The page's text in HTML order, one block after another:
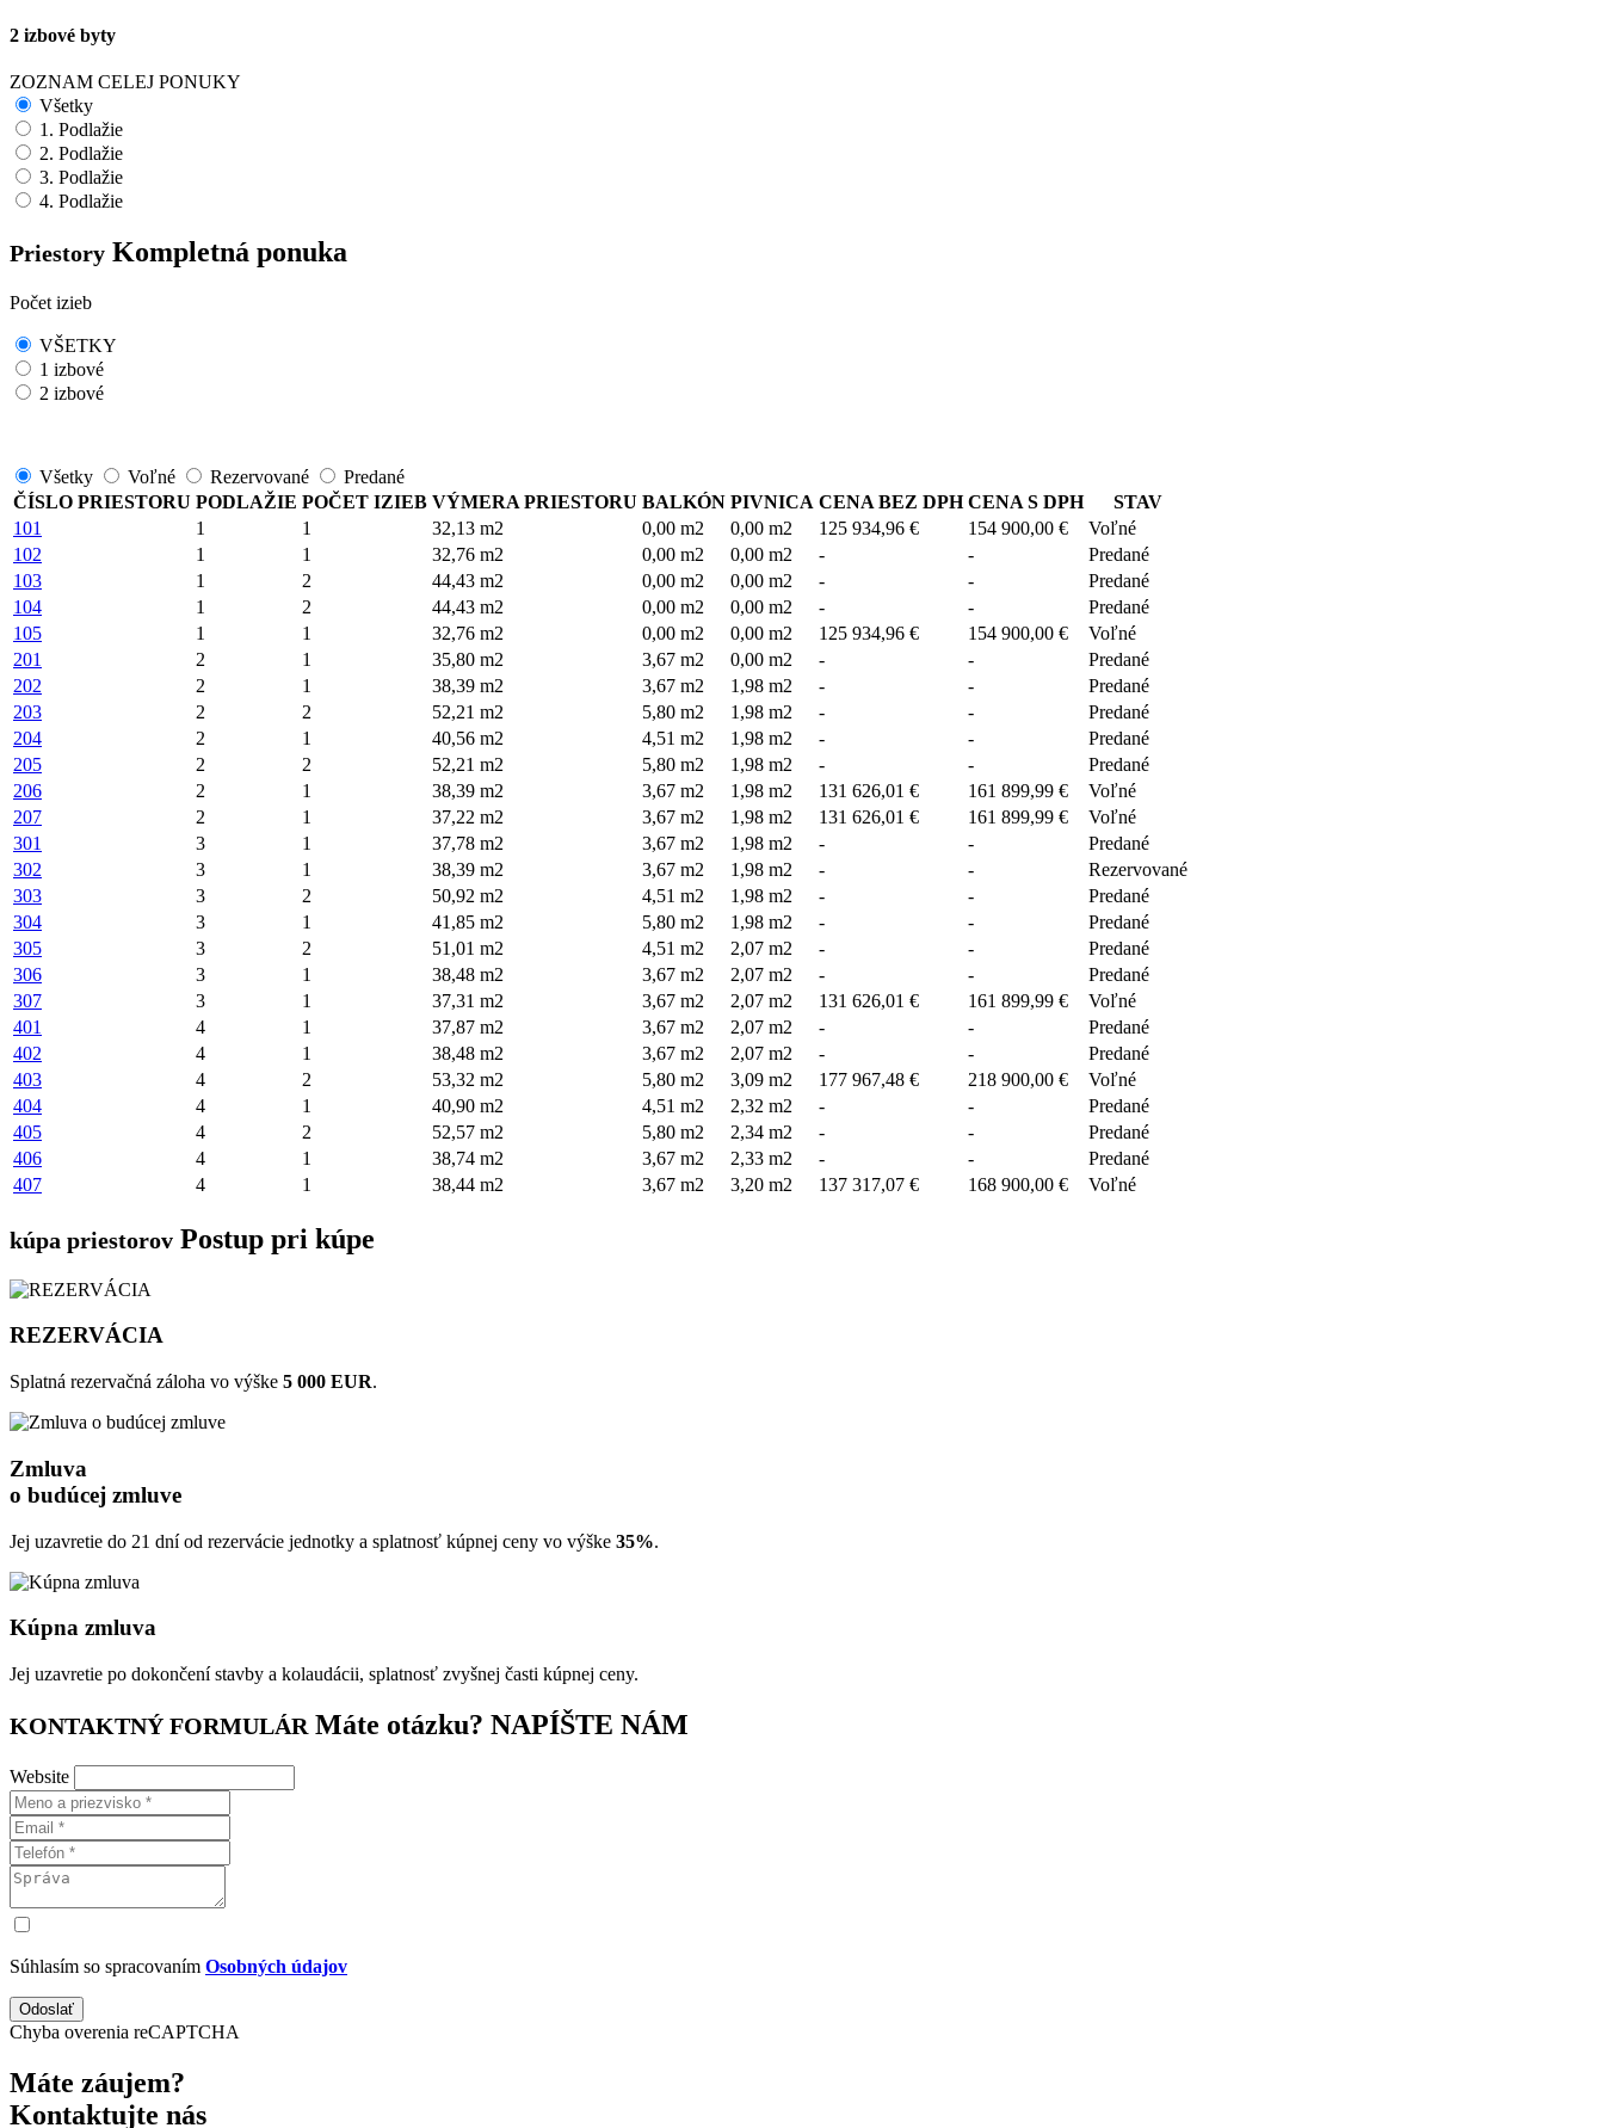
2 izbové byty
ZOZNAM CELEJ PONUKY
Všetky
1. Podlažie
2. Podlažie
3. Podlažie
4. Podlažie
Priestory Kompletná ponuka
Počet izieb
VŠETKY
1 izbové
2 izbové
Všetky Voľné Rezervované
Predané
ČÍSLO PRIESTORU PODLAŽIE POČET IZIEB VÝMERA PRIESTORU BALKÓN PIVNICA CENA BEZ DPH CENA S DPH
STAV
101
1 1 32,13 m2 0,00 m2 0,00 m2 125 934,96 € 154 900,00 €
Voľné
102
1 1 32,76 m2 0,00 m2 0,00 m2 - -
Predané
103
1 2 44,43 m2 0,00 m2 0,00 m2 - -
Predané
104
1 2 44,43 m2 0,00 m2 0,00 m2 - -
Predané
105
1 1 32,76 m2 0,00 m2 0,00 m2 125 934,96 € 154 900,00 €
Voľné
201
2 1 35,80 m2 3,67 m2 0,00 m2 - -
Predané
202
2 1 38,39 m2 3,67 m2 1,98 m2 - -
Predané
203
2 2 52,21 m2 5,80 m2 1,98 m2 - -
Predané
204
2 1 40,56 m2 4,51 m2 1,98 m2 - -
Predané
205
2 2 52,21 m2 5,80 m2 1,98 m2 - -
Predané
206
2 1 38,39 m2 3,67 m2 1,98 m2 131 626,01 € 161 899,99 €
Voľné
207
2 1 37,22 m2 3,67 m2 1,98 m2 131 626,01 € 161 899,99 €
Voľné
301
3 1 37,78 m2 3,67 m2 1,98 m2 - -
Predané
302
3 1 38,39 m2 3,67 m2 1,98 m2 - -
Rezervované
303
3 2 50,92 m2 4,51 m2 1,98 m2 - -
Predané
304
3 1 41,85 m2 5,80 m2 1,98 m2 - -
Predané
305
3 2 51,01 m2 4,51 m2 2,07 m2 - -
Predané
306
3 1 38,48 m2 3,67 m2 2,07 m2 - -
Predané
307
3 1 37,31 m2 3,67 m2 2,07 m2 131 626,01 € 161 899,99 €
Voľné
401
4 1 37,87 m2 3,67 m2 2,07 m2 - -
Predané
402
4 1 38,48 m2 3,67 m2 2,07 m2 - -
Predané
403
4 2 53,32 m2 5,80 m2 3,09 m2 177 967,48 € 218 900,00 €
Voľné
404
4 1 40,90 m2 4,51 m2 2,32 m2 - -
Predané
405
4 2 52,57 m2 5,80 m2 2,34 m2 - -
Predané
406
4 1 38,74 m2 3,67 m2 2,33 m2 - -
Predané
407
4 1 38,44 m2 3,67 m2 3,20 m2 137 317,07 € 168 900,00 € Voľné
kúpa priestorov Postup pri kúpe
REZERVÁCIA
Splatná rezervačná záloha vo výške 5 000 EUR.
Zmluva
o budúcej zmluve
Jej uzavretie do 21 dní od rezervácie jednotky a splatnosť kúpnej ceny vo výške 35%.
Kúpna zmluva
Jej uzavretie po dokončení stavby a kolaudácii, splatnosť zvyšnej časti kúpnej ceny.
KONTAKTNÝ FORMULÁR Máte otázku? NAPÍŠTE NÁM
Website
Súhlasím so spracovaním Osobných údajov
Odoslať
Chyba overenia reCAPTCHA
Máte záujem?
Kontaktujte nás